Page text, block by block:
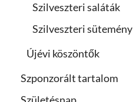
Szilveszteri saláták
Szilveszteri sütemény
Újévi köszöntők
Szponzorált tartalom